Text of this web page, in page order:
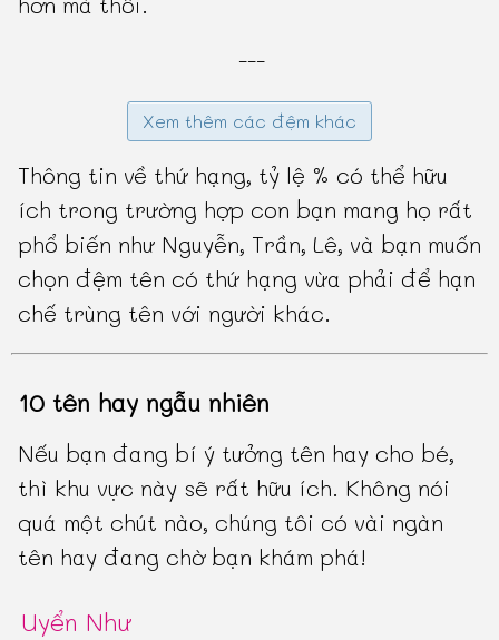
---
Xem thêm các đệm khác
Thông tin về thứ hạng, tỷ lệ % có thể hữu
ích trong trường hợp con bạn mang họ rất
phổ biến như Nguyễn, Trần, Lê, và bạn muốn
chọn đệm tên có thứ hạng vừa phải để hạn
chế trùng tên với người khác.
10 tên hay ngẫu nhiên
Nếu bạn đang bí ý tưởng tên hay cho bé,
thì khu vực này sẽ rất hữu ích. Không nói
quá một chút nào, chúng tôi có vài ngàn
tên hay đang chờ bạn khám phá!
Uyển Như